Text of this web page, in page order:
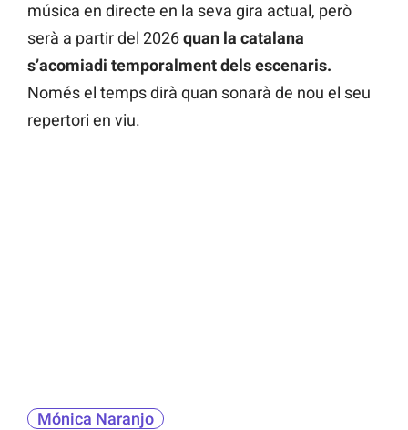
música en directe en la seva gira actual, però
serà a partir del 2026quan la catalana
s’acomiadi temporalment dels escenaris.
Només el temps dirà quan sonarà de nou el seu
repertori en viu.
Mónica Naranjo